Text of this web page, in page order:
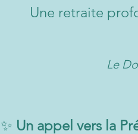
Une retraite
Le
✨ Un appel vers la